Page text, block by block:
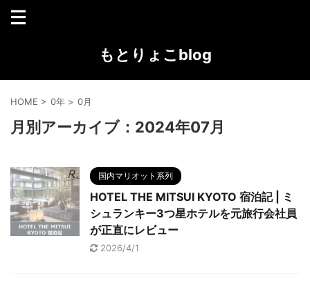
もとりょこblog
HOME > 0年 > 0月
月別アーカイブ：2024年07月
国内マリオット系列
HOTEL THE MITSUI KYOTO 宿泊記 | ミ
シュランキー3つ星ホテルを元旅行会社員
が正直にレビュー
2026/4/1